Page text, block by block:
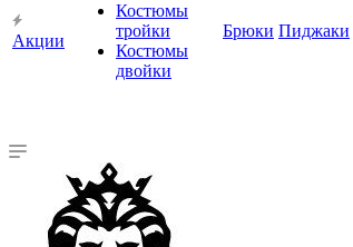
Акции
Костюмы
тройки
Костюмы
двойки
Брюки Пиджаки